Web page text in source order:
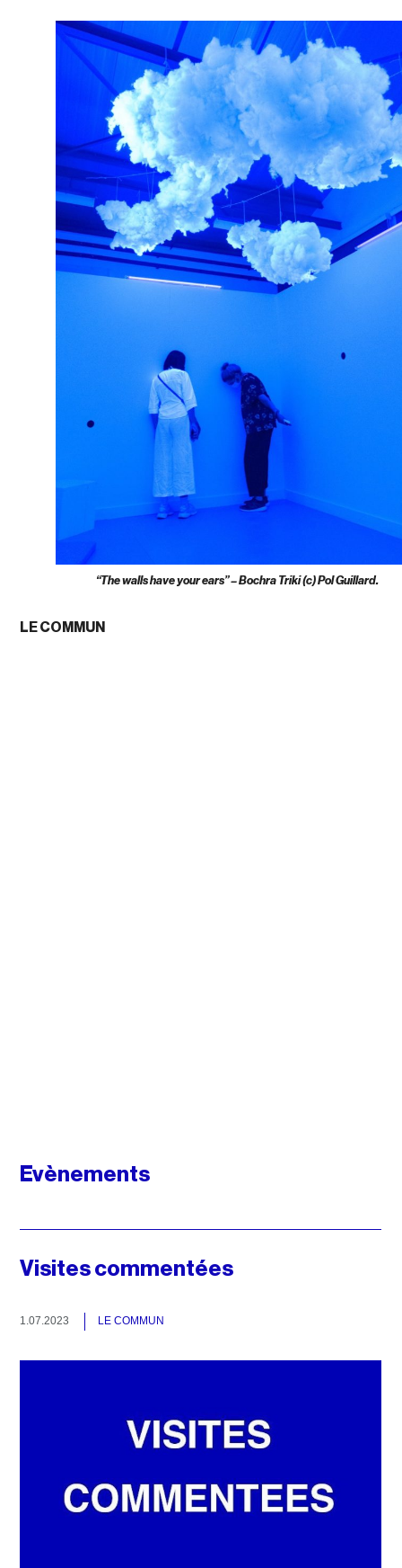
“The walls have your ears” – Bochra Triki (c) Pol Guillard.
LE COMMUN
Evènements
Visites commentées
1.07.2023 LE COMMUN